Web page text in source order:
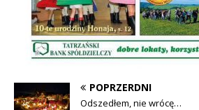
POPRZERDNI
Odszedłem, nie wrócę…